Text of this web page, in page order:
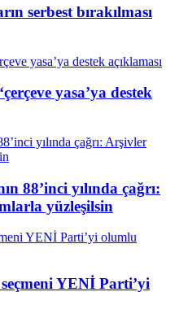
serbest bırakılması
yasa’ya destek
88’inci yılında çağrı:
yüzleşilsin
YENİ Parti’yi